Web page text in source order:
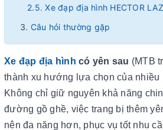
2.5. Xe đạp địa hình HECTOR
Câu hỏi thường gặp
Xe đạp địa hình có yên sau (MTB
thành xu hướng lựa chọn của nhiều
Không chỉ giữ nguyên khả năng
đường gồ ghề, việc trang bị thêm
nên đa năng hơn, phục vụ tốt nhu